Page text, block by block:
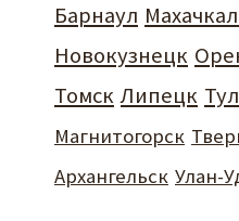
Барнаул
Новокузнецк
Томск Липецк
Магнитогорск
Архангельск Улан-